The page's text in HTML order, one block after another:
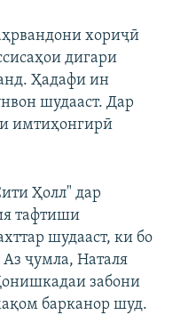
хориҷӣ
дигари
Ҳадафи ин
шудааст. Дар
имтиҳонгирӣ
Ҳолл" дар
тафтиши
шудааст, ки бо
ҷумла, Наталя
забони
барканор шуд.